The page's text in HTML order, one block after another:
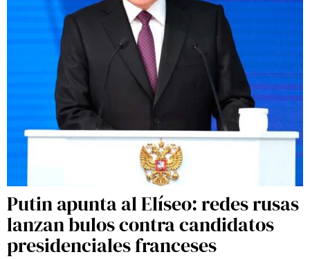
Putin apunta al Elíseo: redes rusas
lanzan bulos contra candidatos
presidenciales franceses